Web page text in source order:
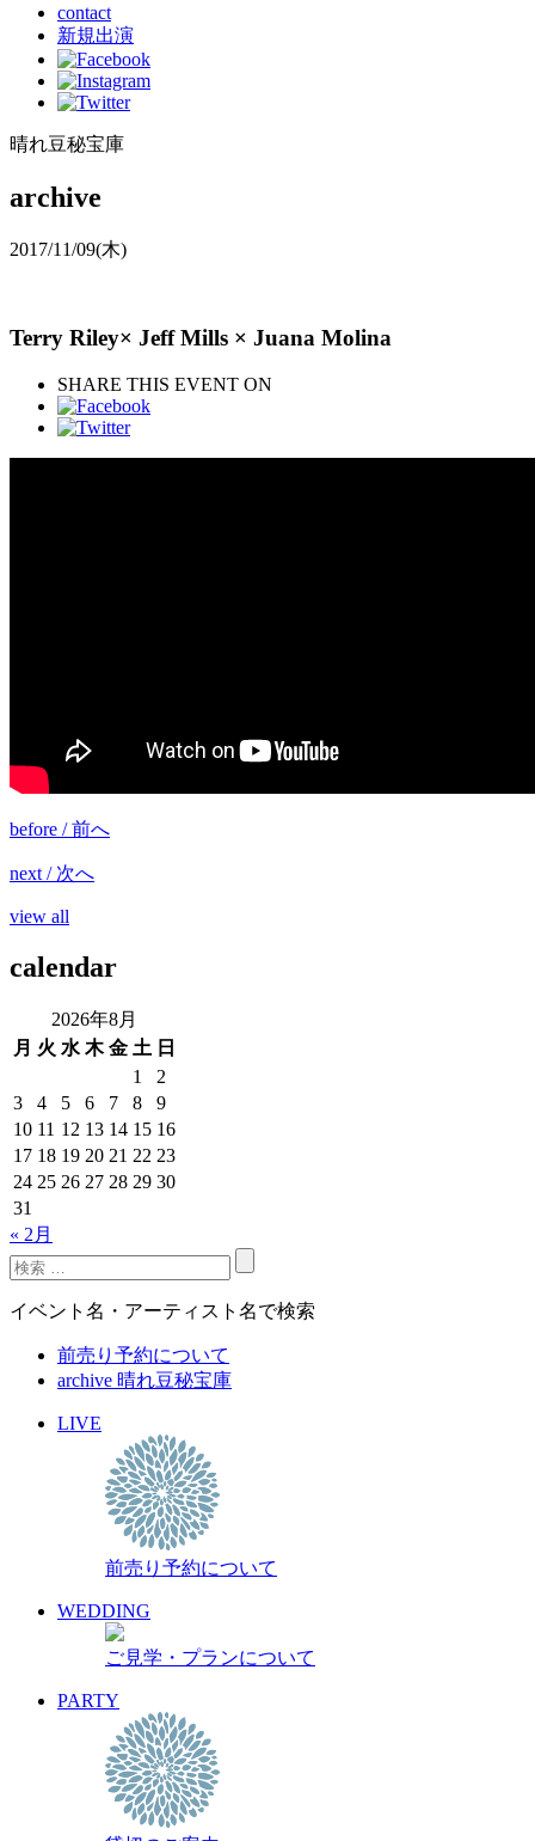
contact
新規出演
晴れ豆秘宝庫
archive
2017/11/09(木)
Terry Riley× Jeff Mills × Juana Molina
SHARE THIS EVENT ON
before / 前へ
next / 次へ
view all
calendar
2026年8月
月 火 水 木 金 土 日
1
2
3
4 5 6 7 8
9
10 11 12 13 14 15 16
17 18 19 20 21 22 23
24 25 26 27 28 29 30
31
« 2月
イベント名・アーティスト名で検索
前売り予約について
archive 晴れ豆秘宝庫
LIVE
前売り予約について
WEDDING
ご見学・プランについて
PARTY